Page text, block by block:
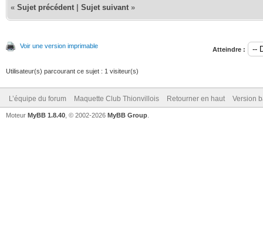
« Sujet précédent Sujet suivant »
Voir une version imprimable Atteindre :
Utilisateur(s) parcourant ce sujet : 1 visiteur(s)
L’équipe du forum Maquette Club Thionvillois Retourner en haut Version
Moteur MyBB 1.8.40 , © 2002-2026 MyBB Group